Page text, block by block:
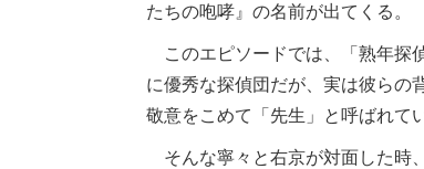
たちの咆哮』の名前が出てくる。
このエピソードでは、「熟年探
に優秀な探偵団だが、実は彼らの
敬意をこめて「先生」と呼ばれて
そんな寧々と右京が対面した時